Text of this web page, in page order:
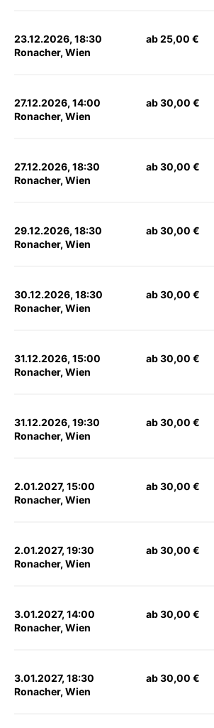
23.12.2026, 18:30
Ronacher, Wien
ab 25,00 €
27.12.2026, 14:00
Ronacher, Wien
ab 30,00 €
27.12.2026, 18:30
Ronacher, Wien
ab 30,00 €
29.12.2026, 18:30
Ronacher, Wien
ab 30,00 €
30.12.2026, 18:30
Ronacher, Wien
ab 30,00 €
31.12.2026, 15:00
Ronacher, Wien
ab 30,00 €
31.12.2026, 19:30
Ronacher, Wien
ab 30,00 €
2.01.2027, 15:00
Ronacher, Wien
ab 30,00 €
2.01.2027, 19:30
Ronacher, Wien
ab 30,00 €
3.01.2027, 14:00
Ronacher, Wien
ab 30,00 €
3.01.2027, 18:30
Ronacher, Wien
ab 30,00 €